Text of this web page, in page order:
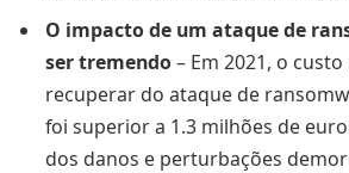
O impacto de um ataque de
ser tremendo– Em 2021, o
recuperar do ataque de
foi superior a 1.3 milhões de
dos danos e perturbações